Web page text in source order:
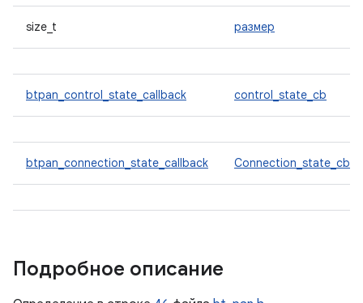
size_t размер
btpan_control_state_callback control_state_cb
btpan_connection_state_callback Connection_state_cb
Подробное описание